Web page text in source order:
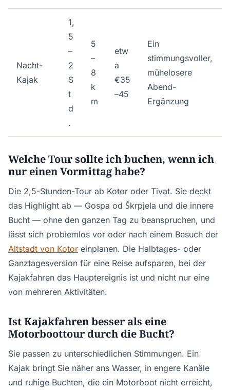
Nacht-
Kajak
1,
5
–
2
S
t
d
.
5
–
8
k
m
etw
a
€35
–45
Ein
stimmungsvoller,
mühelosere
Abend-
Ergänzung
Welche Tour sollte ich buchen, wenn ich
nur einen Vormittag habe?
Die 2,5-Stunden-Tour ab Kotor oder Tivat. Sie deckt
das Highlight ab — Gospa od Škrpjela und die innere
Bucht — ohne den ganzen Tag zu beanspruchen, und
lässt sich problemlos vor oder nach einem Besuch der
Altstadt von Kotor einplanen. Die Halbtages- oder
Ganztagesversion für eine Reise aufsparen, bei der
Kajakfahren das Hauptereignis ist und nicht nur eine
von mehreren Aktivitäten.
Ist Kajakfahren besser als eine
Motorboottour durch die Bucht?
Sie passen zu unterschiedlichen Stimmungen. Ein
Kajak bringt Sie näher ans Wasser, in engere Kanäle
und ruhige Buchten, die ein Motorboot nicht erreicht,